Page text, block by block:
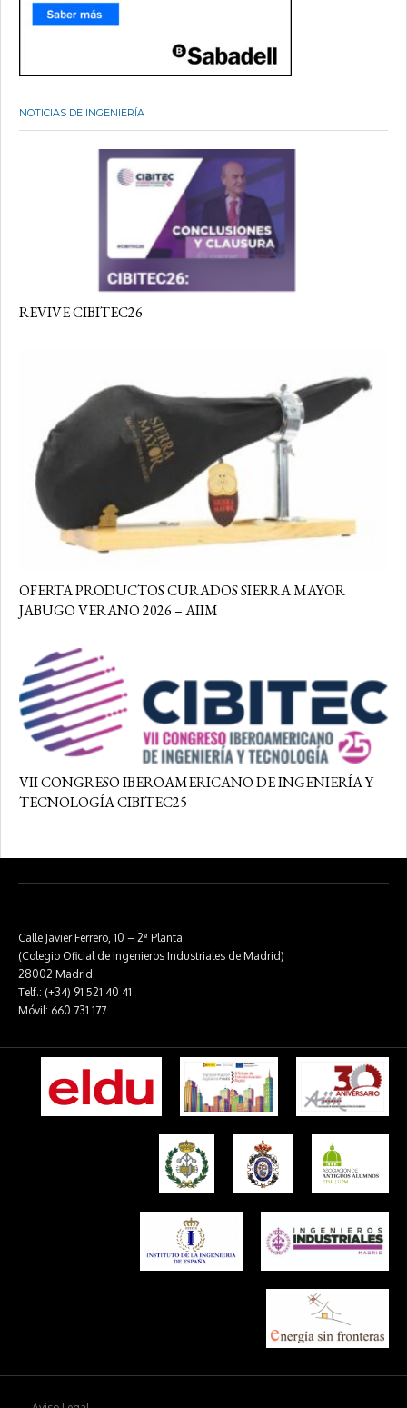
NOTICIAS DE INGENIERÍA
REVIVE CIBITEC26
OFERTA PRODUCTOS CURADOS SIERRA MAYOR
JABUGO VERANO 2026 – AIIM
VII CONGRESO IBEROAMERICANO DE INGENIERÍA Y
TECNOLOGÍA CIBITEC25
Calle Javier Ferrero, 10 – 2ª Planta
(Colegio Oficial de Ingenieros Industriales de Madrid)
28002 Madrid.
Telf.: (+34) 91 521 40 41
Móvil: 660 731 177